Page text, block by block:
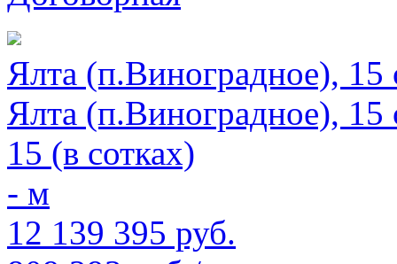
Ялта (п.Виноградное), 15
Ялта (п.Виноградное), 15
15 (в сотках)
- м
12 139 395 руб.